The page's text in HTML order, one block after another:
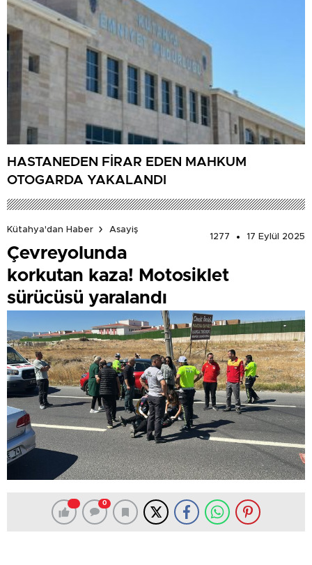
HASTANEDEN FİRAR EDEN MAHKUM
OTOGARDA YAKALANDI
Kütahya'dan Haber
Asayiş
1277
17 Eylül 2025
Çevreyolunda
korkutan kaza! Motosiklet
sürücüsü yaralandı
0